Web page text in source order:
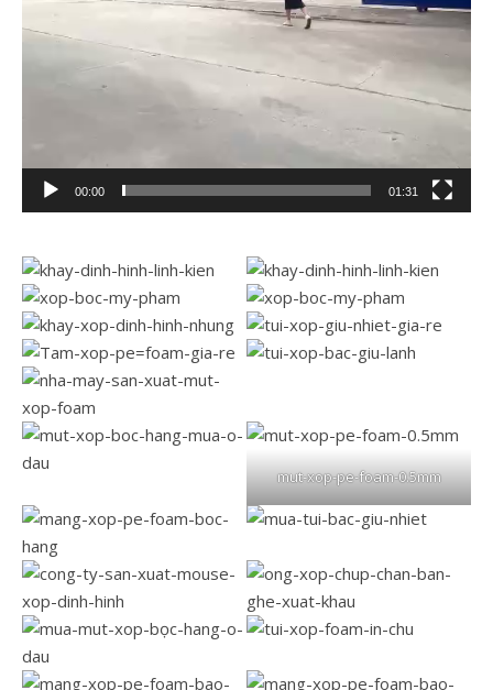
00:00 01:31
mut-xop-pe-foam-0.5mm